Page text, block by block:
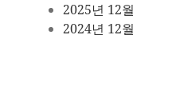
2025년 12월
2024년 12월